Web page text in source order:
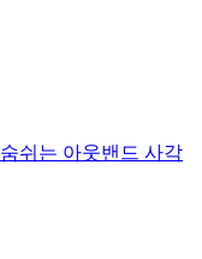
쉬는 아웃밴드 사각